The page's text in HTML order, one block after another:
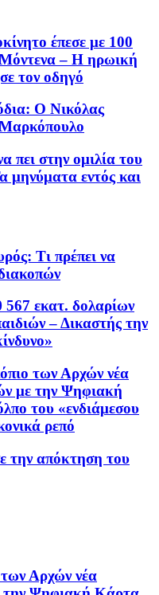
έπεσε με 100
– Η ηρωική
τον οδηγό
Ο Νικόλας
Μαρκόπουλο
πει στην ομιλία του
εντός και
Τι πρέπει να
εκατ. δολαρίων
– Δικαστής την
των Αρχών νέα
με την Ψηφιακή
του «ενδιάμεσου
ρεπό
την απόκτηση του
Αρχών νέα